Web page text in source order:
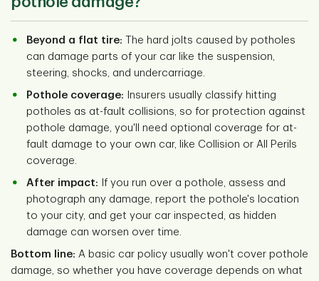
Beyond a flat tire:
The hard jolts caused by potholes
can damage parts of your car like the suspension,
steering, shocks, and undercarriage.
Pothole coverage: Insurers usually classify hitting
potholes as at-fault collisions, so for protection against
pothole damage, you'll need optional coverage for at-
fault damage to your own car, like Collision or All Perils
coverage.
After impact: If you run over a pothole, assess and
photograph any damage, report the pothole's location
to your city, and get your car inspected, as hidden
damage can worsen over time.
Bottom line: A basic car policy usually won't cover pothole
damage, so whether you have coverage depends on what